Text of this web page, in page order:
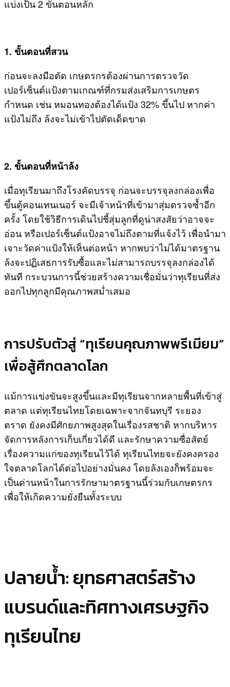
แบ่งเป็น 2 ขั้นตอนหลัก
1. ขั้นตอนที่สวน
ก่อนจะลงมือตัด เกษตรกรต้องผ่านการตรวจวัด
เปอร์เซ็นต์แป้งตามเกณฑ์ที่กรมส่งเสริมการเกษตร
กำหนด เช่น หมอนทองต้องได้แป้ง 32% ขึ้นไป หากค่า
แป้งไม่ถึง ล้งจะไม่เข้าไปตัดเด็ดขาด
2. ขั้นตอนที่หน้าล้ง
เมื่อทุเรียนมาถึงโรงคัดบรรจุ ก่อนจะบรรจุลงกล่องเพื่อ
ขึ้นตู้คอนเทนเนอร์ จะมีเจ้าหน้าที่เข้ามาสุ่มตรวจซ้ำอีก
ครั้ง โดยใช้วิธีการเดินไปชี้สุ่มลูกที่ดูน่าสงสัยว่าอาจจะ
อ่อน หรือเปอร์เซ็นต์แป้งอาจไม่ถึงตามที่แจ้งไว้ เพื่อนำมา
เจาะวัดค่าแป้งให้เห็นต่อหน้า หากพบว่าไม่ได้มาตรฐาน
ล้งจะปฏิเสธการรับซื้อและไม่สามารถบรรจุลงกล่องได้
ทันที กระบวนการนี้ช่วยสร้างความเชื่อมั่นว่าทุเรียนที่ส่ง
ออกไปทุกลูกมีคุณภาพสม่ำเสมอ
การปรับตัวสู่ “ทุเรียนคุณภาพพรีเมียม”
เพื่อสู้ศึกตลาดโลก
แม้การแข่งขันจะสูงขึ้นและมีทุเรียนจากหลายพื้นที่เข้าสู่
ตลาด แต่ทุเรียนไทยโดยเฉพาะจากจันทบุรี ระยอง
ตราด ยังคงมีศักยภาพสูงสุดในเรื่องรสชาติ หากบริหาร
จัดการหลังการเก็บเกี่ยวได้ดี และรักษาความซื่อสัตย์
เรื่องความแก่ของทุเรียนไว้ได้ ทุเรียนไทยจะยังคงครอง
ใจตลาดโลกได้ต่อไปอย่างมั่นคง โดยล้งเองก็พร้อมจะ
เป็นด่านหน้าในการรักษามาตรฐานนี้ร่วมกับเกษตรกร
เพื่อให้เกิดความยั่งยืนทั้งระบบ
ปลายน้ำ: ยุทธศาสตร์สร้าง
แบรนด์และทิศทางเศรษฐกิจ
ทุเรียนไทย